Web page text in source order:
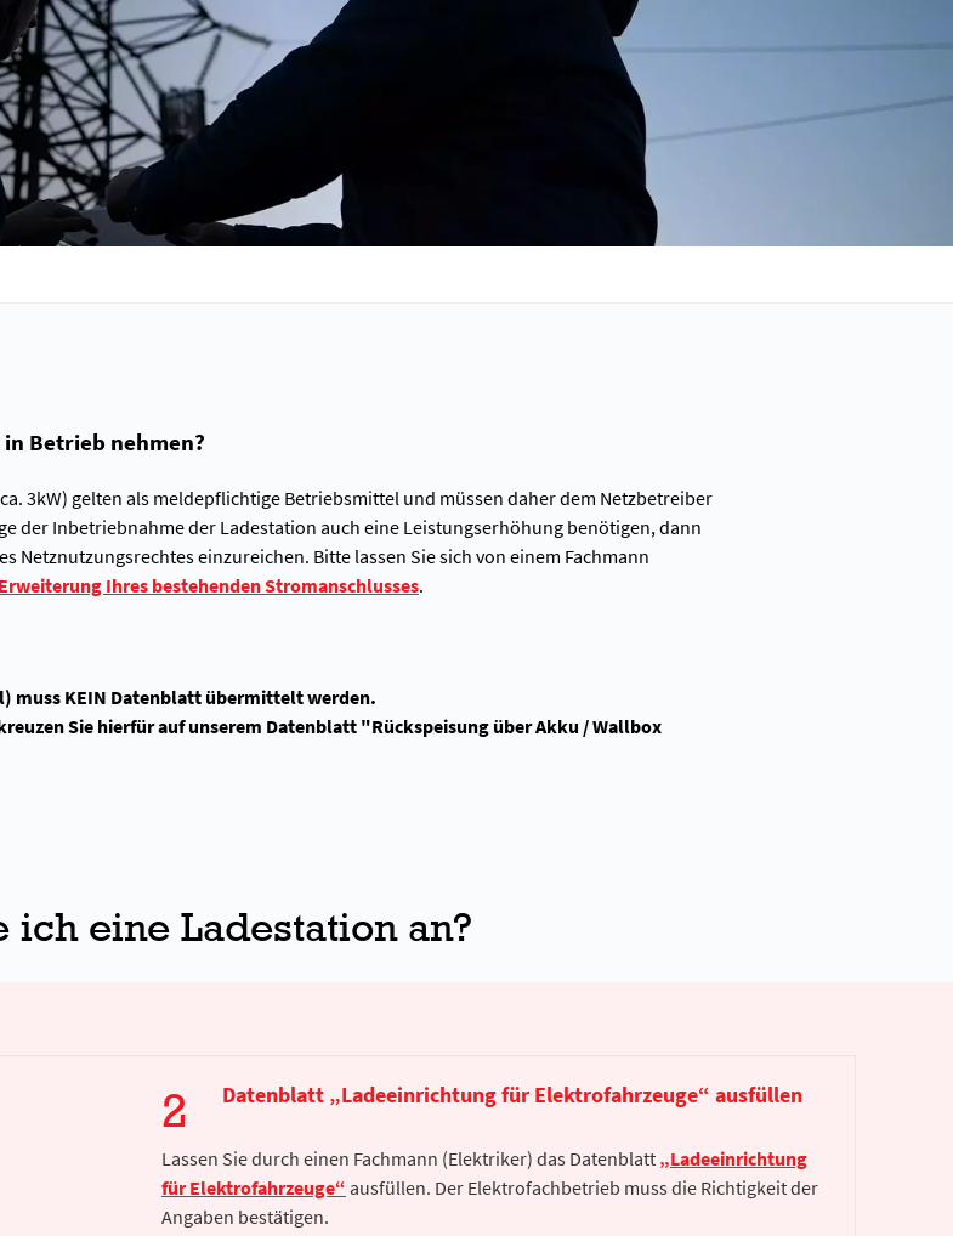
Betrieb nehmen?
3kW) gelten als meldepflichtige Betriebsmittel und müssen daher dem Netzbetreiber
der Inbetriebnahme der Ladestation auch eine Leistungserhöhung benötigen, dann
Netznutzungsrechtes einzureichen. Bitte lassen Sie sich von einem Fachmann
Erweiterung Ihres bestehenden Stromanschlusses.
muss KEIN Datenblatt übermittelt werden.
Sie hierfür auf unserem Datenblatt "Rückspeisung über Akku / Wallbox
ich eine Ladestation an?
Datenblatt „Ladeeinrichtung für Elektrofahrzeuge“ ausfüllen
Lassen Sie durch einen Fachmann (Elektriker) das Datenblatt „Ladeeinrichtung
für Elektrofahrzeuge“ ausfüllen. Der Elektrofachbetrieb muss die Richtigkeit der
Angaben bestätigen.